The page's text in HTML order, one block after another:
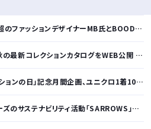
がコラボレーション。極上の着心地を追求した別注Tシャツが8月12日発売開始
をWEB公開 「Paradox in Neutral」をテーマに秩序と反逆が共存する世界観を表現
企画、ユニクロ1着100円買取保証とXプレゼントキャンペーンを実施
動「SARROWS」を支援。Scope 3排出量算定の効率化・精緻化を開始